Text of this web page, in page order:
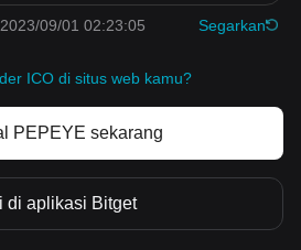
09/01 02:23:05
Segarkan
ICO di situs web kamu?
PEPEYE sekarang
di aplikasi Bitget